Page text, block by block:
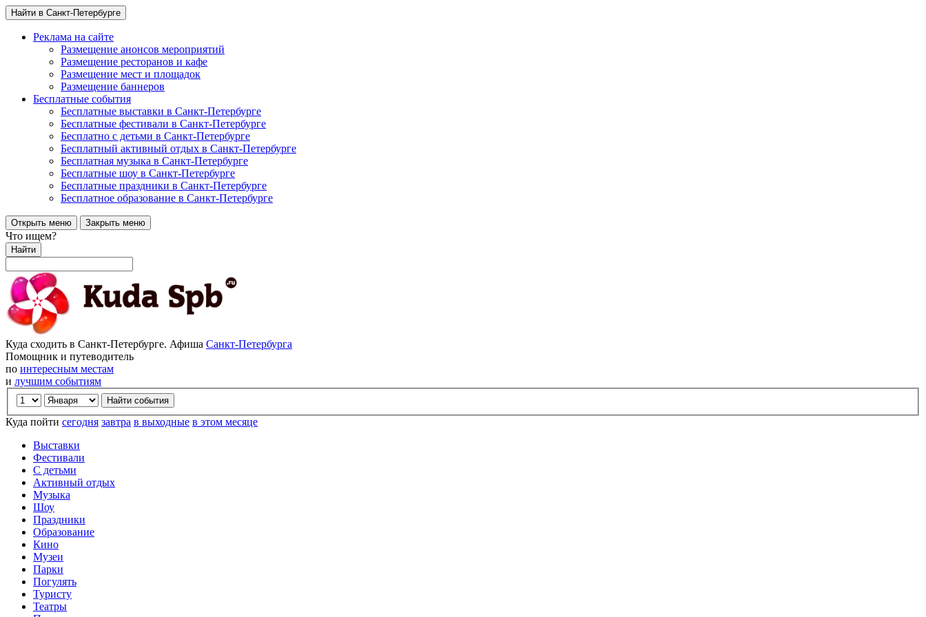
Найти в Санкт-Петербурге
Реклама на сайте
Размещение анонсов мероприятий
Размещение ресторанов и кафе
Размещение мест и площадок
Размещение баннеров
Бесплатные события
Бесплатные выставки в Санкт-Петербурге
Бесплатные фестивали в Санкт-Петербурге
Бесплатно с детьми в Санкт-Петербурге
Бесплатный активный отдых в Санкт-Петербурге
Бесплатная музыка в Санкт-Петербурге
Бесплатные шоу в Санкт-Петербурге
Бесплатные праздники в Санкт-Петербурге
Бесплатное образование в Санкт-Петербурге
Открыть меню Закрыть меню
Что ищем?
Найти
Куда сходить в Санкт-Петербурге. Афиша Санкт-Петербурга
Помощник и путеводитель
по интересным местам
и лучшим событиям
Куда пойти сегодня завтра в выходные в этом месяце
Выставки
Фестивали
С детьми
Активный отдых
Музыка
Шоу
Праздники
Образование
Кино
Музеи
Парки
Погулять
Туристу
Театры